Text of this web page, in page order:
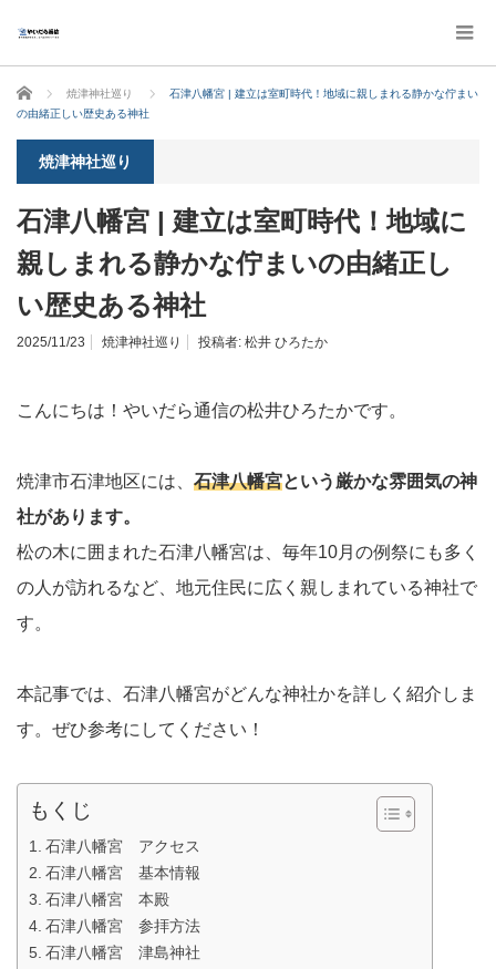
ホーム 焼津神社巡り
石津八幡宮 | 建立は室町時代！地域に親しまれる静かな佇まい
の由緒正しい歴史ある神社
焼津神社巡り
石津八幡宮 | 建立は室町時代！地域に
親しまれる静かな佇まいの由緒正し
い歴史ある神社
2025/11/23 焼津神社巡り 投稿者: 松井 ひろたか
こんにちは！やいだら通信の松井ひろたかです。
焼津市石津地区には、 石津八幡宮という厳かな雰囲気の神
社があります。
松の木に囲まれた石津八幡宮は、毎年10月の例祭にも多く
の人が訪れるなど、地元住民に広く親しまれている神社で
す。
本記事では、石津八幡宮がどんな神社かを詳しく紹介しま
す。ぜひ参考にしてください！
もくじ
石津八幡宮 アクセス
石津八幡宮 基本情報
石津八幡宮 本殿
石津八幡宮 参拝方法
石津八幡宮 津島神社